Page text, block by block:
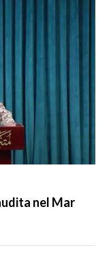
nel Mar